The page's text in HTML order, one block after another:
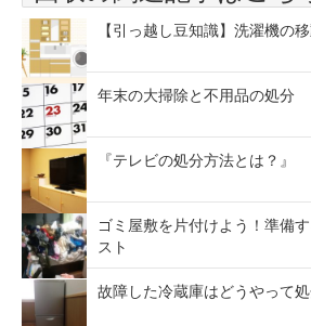
【引っ越し豆知識】洗濯機の
年末の大掃除と不用品の処分
『テレビの処分方法とは？』
ゴミ屋敷を片付けよう！準備
スト
故障した冷蔵庫はどうやって